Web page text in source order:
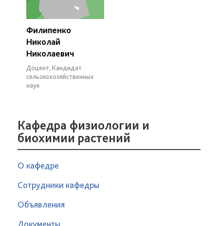
Филипенко
Николай
Николаевич
Доцент, Кандидат
сельскохозяйственных
наук
Кафедра физиологии и
биохимии растений
О кафедре
Сотрудники кафедры
Объявления
Документы